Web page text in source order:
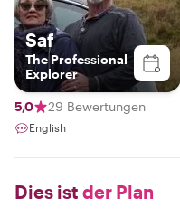
Saf
The Professional
Explorer
5,0 29 Bewertungen
English
Dies ist der Plan